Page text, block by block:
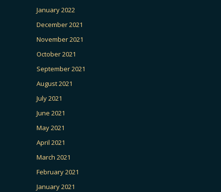
January 2022
December 2021
November 2021
October 2021
September 2021
August 2021
July 2021
June 2021
May 2021
April 2021
March 2021
February 2021
January 2021